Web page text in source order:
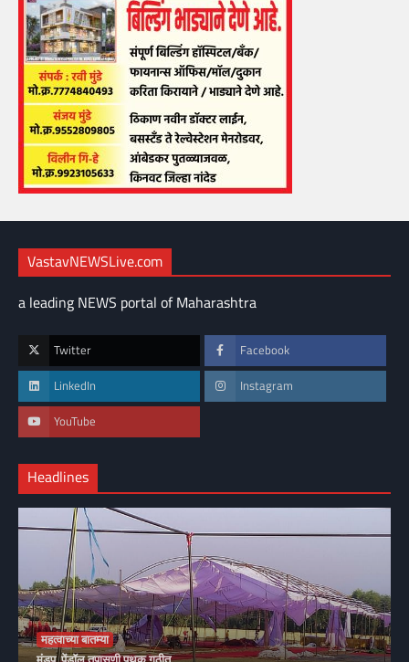
VastavNEWSLive.com
a leading NEWS portal of Maharashtra
Twitter Facebook
LinkedIn Instagram
YouTube
Headlines
महत्वाच्या बातम्या